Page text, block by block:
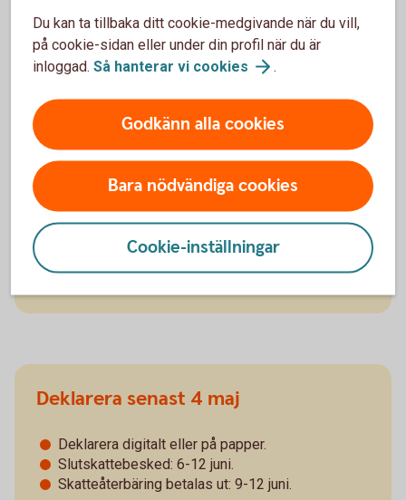
Deklarera senast 31 mars
Deklarera digitalt.
Skatteåterbäring betalas ut: 7-10 april.
Detta alternativ är för dig som inte ska ändra eller
lägga till något i din deklaration. Du får i detta fall
tidigare skatteåterbäring.
Deklarera senast 4 maj
Deklarera digitalt eller på papper.
Slutskattebesked: 6-12 juni.
Skatteåterbäring betalas ut: 9-12 juni.
Du kan ta tillbaka ditt cookie-medgivande när du vill,
på cookie-sidan eller under din profil när du är
inloggad. Så hanterar vi cookies .
Godkänn alla cookies
Bara nödvändiga cookies
Cookie-inställningar